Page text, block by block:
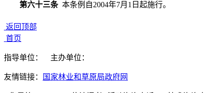
第六十三条 本条例自2004年7月1日起施行。
返回顶部
首页
指导单位： 主办单位：
友情链接： 国家林业和草原局政府网